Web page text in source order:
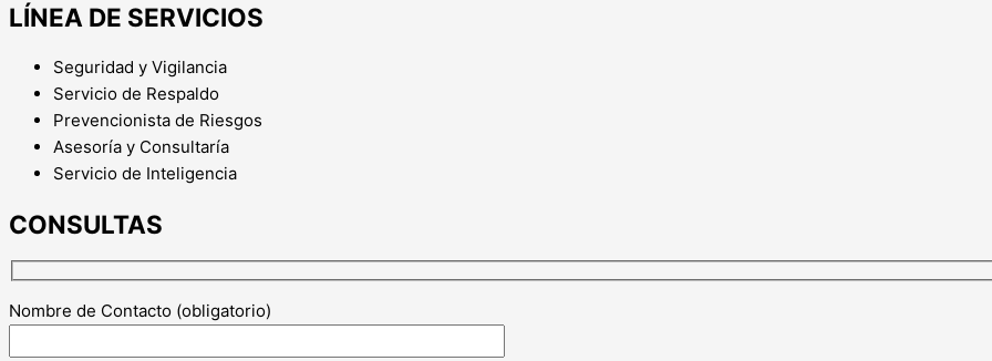
LÍNEA DE SERVICIOS
Seguridad y Vigilancia
Servicio de Respaldo
Prevencionista de Riesgos
Asesoría y Consultaría
Servicio de Inteligencia
CONSULTAS
Nombre de Contacto (obligatorio)